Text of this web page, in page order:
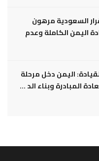
السعودية مرهون
اليمن الكاملة وعدم
اليمن دخل مرحلة
المبادرة وبناء الد ...